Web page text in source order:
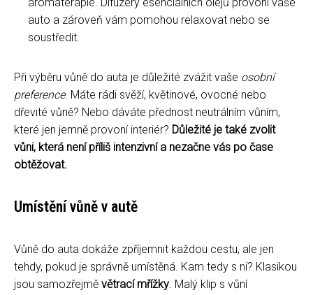
auto a zároveň vám pomohou relaxovat nebo se
soustředit.
Při výběru vůně do auta je důležité zvážit vaše osobní
preference. Máte rádi svěží, květinové, ovocné nebo
dřevité vůně? Nebo dáváte přednost neutrálním vůním,
které jen jemně provoní interiér? Důležité je také zvolit
vůni, která není příliš intenzivní a nezačne vás po čase
obtěžovat.
Umístění vůně v autě
Vůně do auta dokáže zpříjemnit každou cestu, ale jen
tehdy, pokud je správně umístěná. Kam tedy s ní? Klasikou
jsou samozřejmě větrací mřížky. Malý klip s vůní